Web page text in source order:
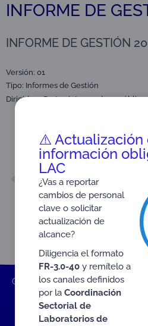
INFORME DE
INFORME DE GESTIÓN
Versión: 01
Tipo: Informes de Gestión
Dirigido a:Partes interesadas y
ANTERIOR
INFORME DE GESTIÓN 2012
ONAC Inicio ONAC Documentos
INFORME DE GESTIÓN 2013
⚠️ Actualización
información
LAC
¿Vas a reportar
cambios de personal
clave o solicitar
actualización de
alcance?
Diligencia el formato
FR-3.0-40y remítelo a
los canales definidos
por la Coordinación
Sectorial de
Laboratorios de